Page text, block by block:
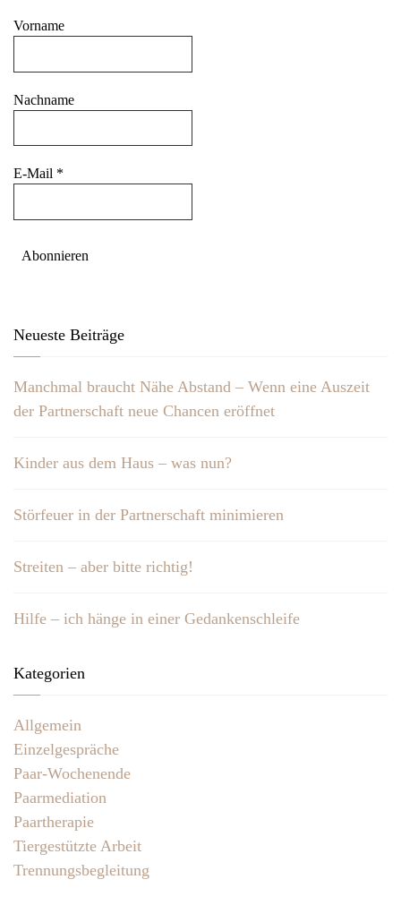
Vorname
Nachname
E-Mail *
Neueste Beiträge
Manchmal braucht Nähe Abstand – Wenn eine Auszeit
der Partnerschaft neue Chancen eröffnet
Kinder aus dem Haus – was nun?
Störfeuer in der Partnerschaft minimieren
Streiten – aber bitte richtig!
Hilfe – ich hänge in einer Gedankenschleife
Kategorien
Allgemein
Einzelgespräche
Paar-Wochenende
Paarmediation
Paartherapie
Tiergestützte Arbeit
Trennungsbegleitung